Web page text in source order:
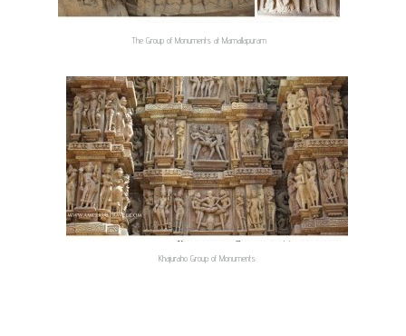
The Group of Monuments at Mamallapuram
Khajuraho Group of Monuments